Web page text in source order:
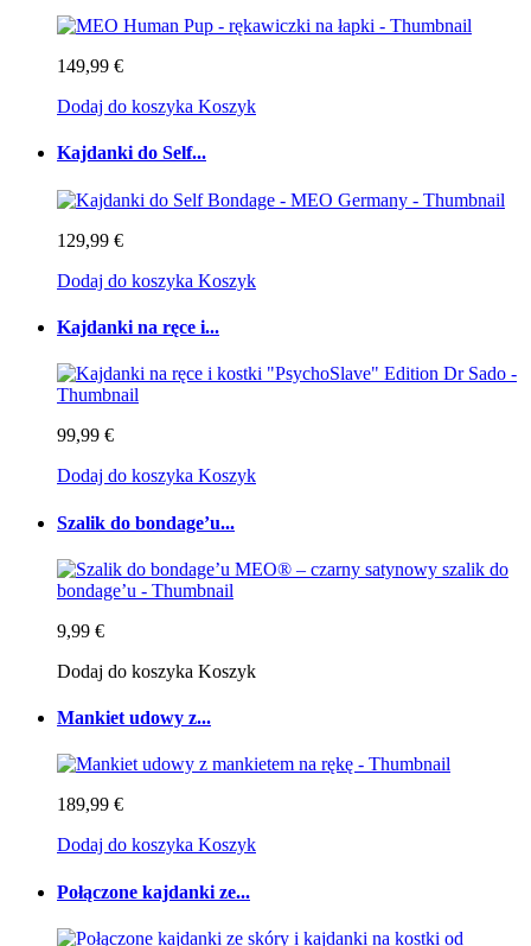
149,99 €
Dodaj do koszyka Koszyk
Kajdanki do Self...
129,99 €
Dodaj do koszyka Koszyk
Kajdanki na ręce i...
99,99 €
Dodaj do koszyka Koszyk
Szalik do bondage’u...
9,99 €
Dodaj do koszyka Koszyk
Mankiet udowy z...
189,99 €
Dodaj do koszyka Koszyk
Połączone kajdanki ze...